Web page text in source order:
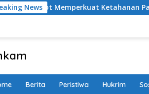
News
Ketahanan Pangan Nasional
Berita Peristiwa Hukrim